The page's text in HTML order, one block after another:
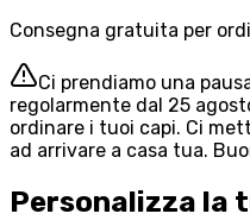
Consegna gratuita per
Ci prendiamo una
regolarmente dal 25
ordinare i tuoi capi. Ci
ad arrivare a casa tua.
Personalizza la